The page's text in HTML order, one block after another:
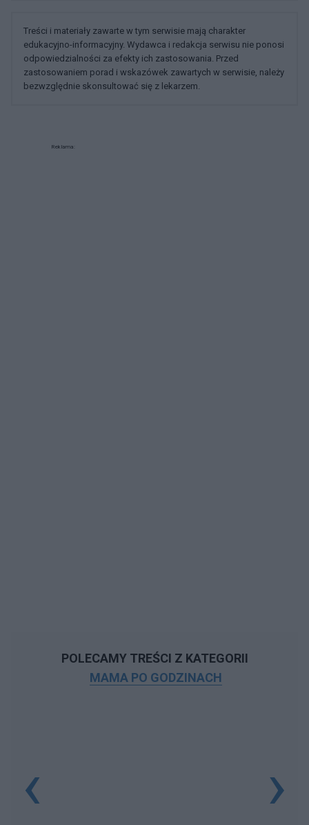
Treści i materiały zawarte w tym serwisie mają charakter
edukacyjno-informacyjny. Wydawca i redakcja serwisu nie ponosi
odpowiedzialności za efekty ich zastosowania. Przed
zastosowaniem porad i wskazówek zawartych w serwisie, należy
bezwzględnie skonsultować się z lekarzem.
Reklama:
POLECAMY TREŚCI Z KATEGORII
MAMA PO GODZINACH
‹ ›